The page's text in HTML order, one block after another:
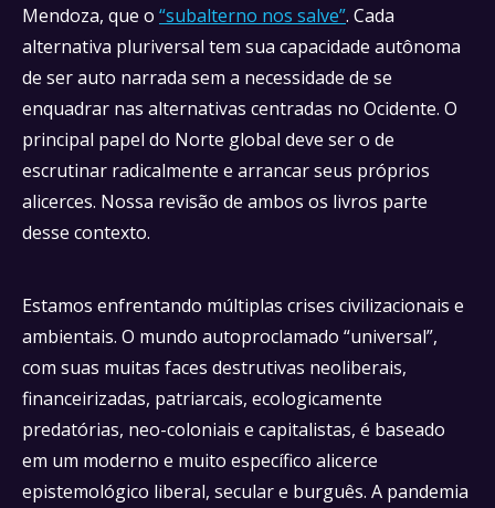
Mendoza, que o “subalterno nos salve”. Cada
alternativa pluriversal tem sua capacidade autônoma
de ser auto narrada sem a necessidade de se
enquadrar nas alternativas centradas no Ocidente. O
principal papel do Norte global deve ser o de
escrutinar radicalmente e arrancar seus próprios
alicerces. Nossa revisão de ambos os livros parte
desse contexto.
Estamos enfrentando múltiplas crises civilizacionais e
ambientais. O mundo autoproclamado “universal”,
com suas muitas faces destrutivas neoliberais,
financeirizadas, patriarcais, ecologicamente
predatórias, neo-coloniais e capitalistas, é baseado
em um moderno e muito específico alicerce
epistemológico liberal, secular e burguês. A pandemia